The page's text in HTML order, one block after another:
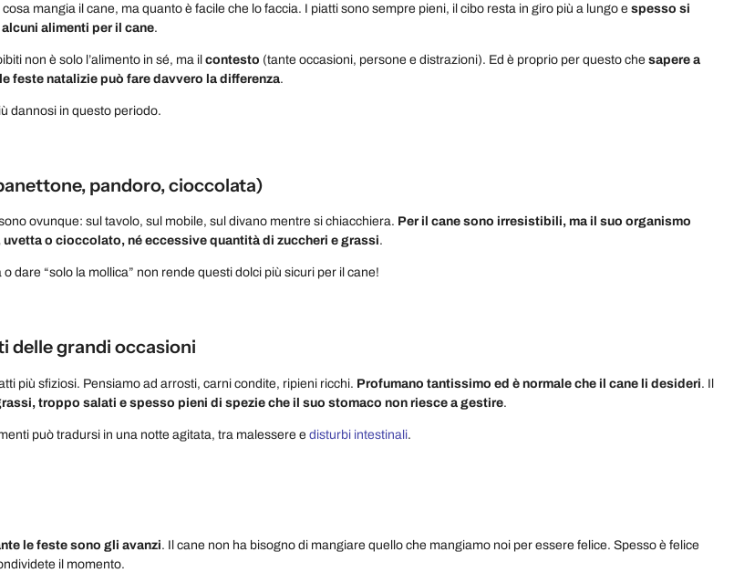
mangia il cane, ma quanto è facile che lo faccia. I piatti sono sempre pieni, il cibo resta in giro più a lungo e spesso si
alimenti per il cane.
non è solo l’alimento in sé, ma il contesto (tante occasioni, persone e distrazioni). Ed è proprio per questo che sapere a
feste natalizie può fare davvero la differenza.
dannosi in questo periodo.
pandoro, cioccolata)
ovunque: sul tavolo, sul mobile, sul divano mentre si chiacchiera. Per il cane sono irresistibili, ma il suo organismo
o cioccolato, né eccessive quantità di zuccheri e grassi.
o dare “solo la mollica” non rende questi dolci più sicuri per il cane!
delle grandi occasioni
più sfiziosi. Pensiamo ad arrosti, carni condite, ripieni ricchi. Profumano tantissimo ed è normale che il cane li desideri. Il
troppo salati e spesso pieni di spezie che il suo stomaco non riesce a gestire.
può tradursi in una notte agitata, tra malessere e disturbi intestinali.
le feste sono gli avanzi. Il cane non ha bisogno di mangiare quello che mangiamo noi per essere felice. Spesso è felice
il momento.